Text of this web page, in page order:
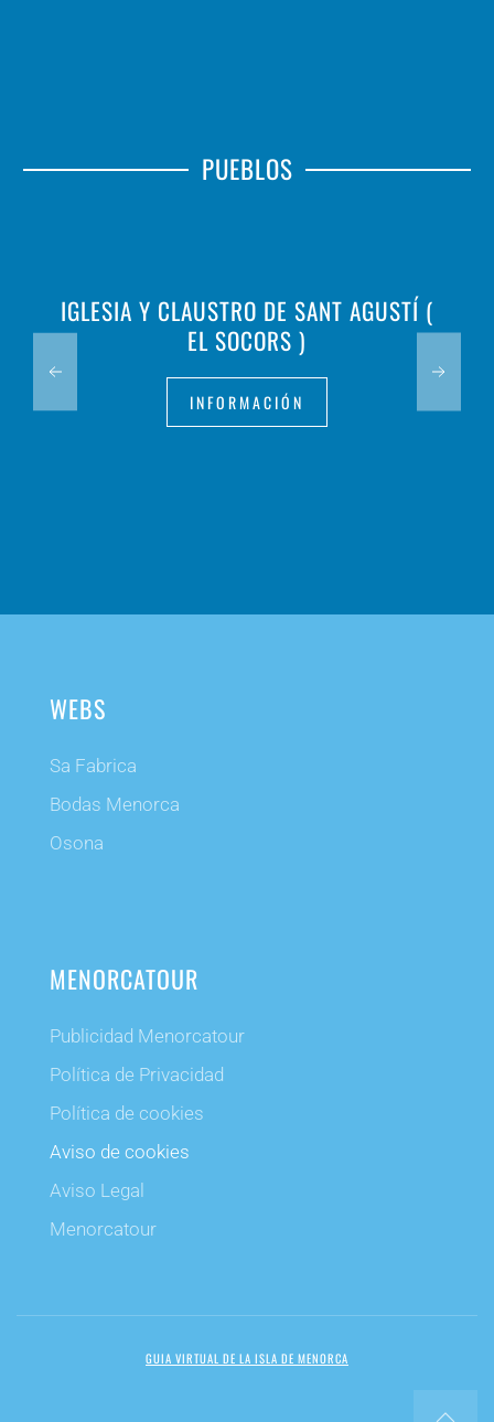
PUEBLOS
IGLESIA Y CLAUSTRO DE SANT AGUSTÍ (
EL SOCORS )
INFORMACIÓN
WEBS
Sa Fabrica
Bodas Menorca
Osona
MENORCATOUR
Publicidad Menorcatour
Política de Privacidad
Política de cookies
Aviso de cookies
Aviso Legal
Menorcatour
GUIA VIRTUAL DE LA ISLA DE MENORCA